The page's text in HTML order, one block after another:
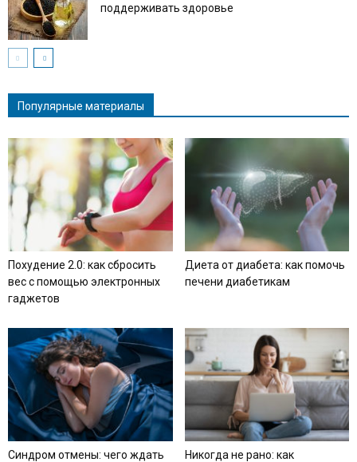
поддерживать здоровье
Популярные материалы
Похудение 2.0: как сбросить
вес с помощью электронных
гаджетов
Диета от диабета: как помочь
печени диабетикам
Синдром отмены: чего ждать
Никогда не рано: как